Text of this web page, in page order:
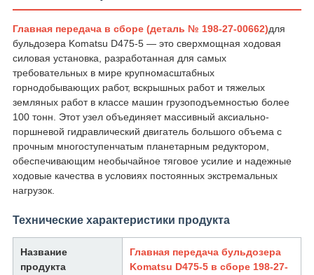
Главная передача в сборе (деталь № 198-27-00662)для
бульдозера Komatsu D475-5 — это сверхмощная ходовая
силовая установка, разработанная для самых
требовательных в мире крупномасштабных
горнодобывающих работ, вскрышных работ и тяжелых
земляных работ в классе машин грузоподъемностью более
100 тонн. Этот узел объединяет массивный аксиально-
поршневой гидравлический двигатель большого объема с
прочным многоступенчатым планетарным редуктором,
обеспечивающим необычайное тяговое усилие и надежные
ходовые качества в условиях постоянных экстремальных
нагрузок.
Технические характеристики продукта
Название
продукта
Главная передача бульдозера
Komatsu D475-5 в сборе 198-27-